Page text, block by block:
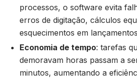
processos, o software evita
erros de digitação, cálculos
esquecimentos em
Economia de tempo: tarefas
demoravam horas passam a
minutos, aumentando a